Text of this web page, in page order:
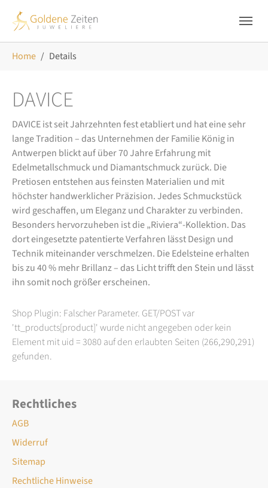
Home Details
DAVICE
DAVICE ist seit Jahrzehnten fest etabliert und hat eine sehr
lange Tradition – das Unternehmen der Familie König in
Antwerpen blickt auf über 70 Jahre Erfahrung mit
Edelmetallschmuck und Diamantschmuck zurück. Die
Pretiosen entstehen aus feinsten Materialien und mit
höchster handwerklicher Präzision. Jedes Schmuckstück
wird geschaffen, um Eleganz und Charakter zu verbinden.
Besonders hervorzuheben ist die „Riviera“-Kollektion. Das
dort eingesetzte patentierte Verfahren lässt Design und
Technik miteinander verschmelzen. Die Edelsteine erhalten
bis zu 40 % mehr Brillanz – das Licht trifft den Stein und lässt
ihn somit noch größer erscheinen.
Shop Plugin: Falscher Parameter. GET/POST var
'tt_products[product]' wurde nicht angegeben oder kein
Element mit uid = 3080 auf den erlaubten Seiten (266,290,291)
gefunden.
Rechtliches
AGB
Widerruf
Sitemap
Rechtliche Hinweise